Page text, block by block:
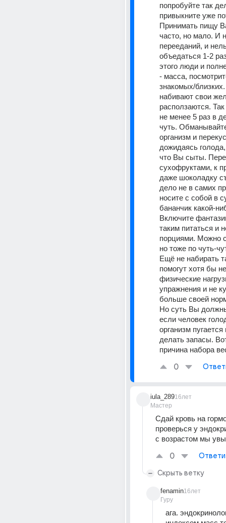
попробуйте так
привыкните уже
Принимать пищу
часто, но мало. И
перееданий, и
объедаться 1-2
этого люди и
- масса,
знакомых/
набивают свои
расползаются.
не менее 5 раз в
чуть.
организм и
дожидаясь
что Вы сыты.
сухофруктами, к
даже шоколадку
дело не в самих
носите с собой в
бананчик какой-
Включите
таким питаться и
порциями. Можно
но тоже по чуть-
Ещё не набирать
помогут хотя бы
физические
упражнения и не
больше своей
Но суть Вы
если человек
организм пугается
делать запасы.
причина набора
0
iula_289
Мастер
16лет
Сдай кровь на
проверься у
с возрастом мы
0
Скрыть ветку
fenamin
Гуру
16лет
ага.